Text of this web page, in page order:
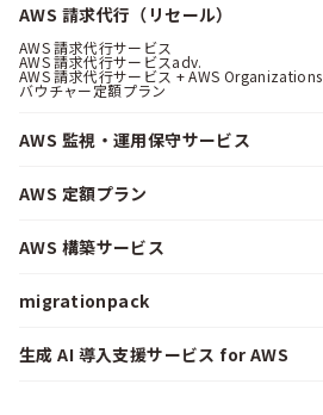
AWS 請求代行（リセール）
AWS 請求代行サービス
AWS 請求代行サービスadv.
AWS 請求代行サービス + AWS Organizations
バウチャー定額プラン
AWS 監視・運用保守サービス
AWS 定額プラン
AWS 構築サービス
migrationpack
生成 AI 導入支援サービス for AWS